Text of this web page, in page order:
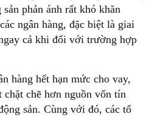
phản ánh rất khó khăn
ngân hàng, đặc biệt là giai
cả khi đối với trường hợp
hàng hết hạn mức cho vay,
chẽ hơn nguồn vốn tín
sản. Cùng với đó, các tổ